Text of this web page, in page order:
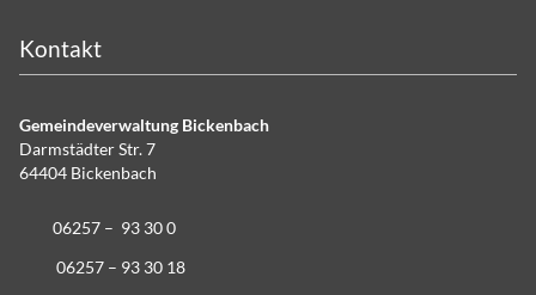
Kontakt
Gemeindeverwaltung Bickenbach
Darmstädter Str. 7
64404 Bickenbach
06257 – 93 30 0
06257 – 93 30 18